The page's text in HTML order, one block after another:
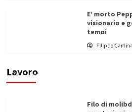
E’ morto
visionario e
tempi
Filippo
Lavoro
L’ingegnere saccense
di un progetto
Filippo Cardinale
Filo di